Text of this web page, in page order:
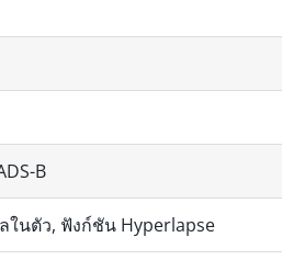
B
ในตัว, ฟังก์ชัน Hyperlapse